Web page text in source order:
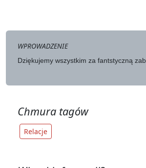
WPROWADZENIE
Dziękujemy wszystkim za fantstyczną
Chmura tagów
Relacje